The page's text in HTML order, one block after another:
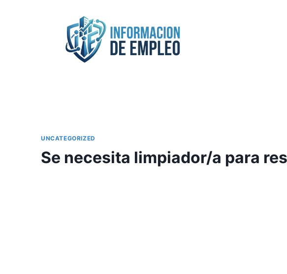
UNCATEGORIZED
Se necesita limpiador/a para